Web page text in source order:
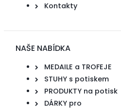
Kontakty
NAŠE NABÍDKA
MEDAILE a TROFEJE
STUHY s potiskem
PRODUKTY na potisk
DÁRKY pro